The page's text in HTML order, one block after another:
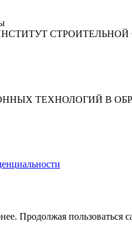
ТЕХНОЛОГИЙ В
Продолжая пользоваться